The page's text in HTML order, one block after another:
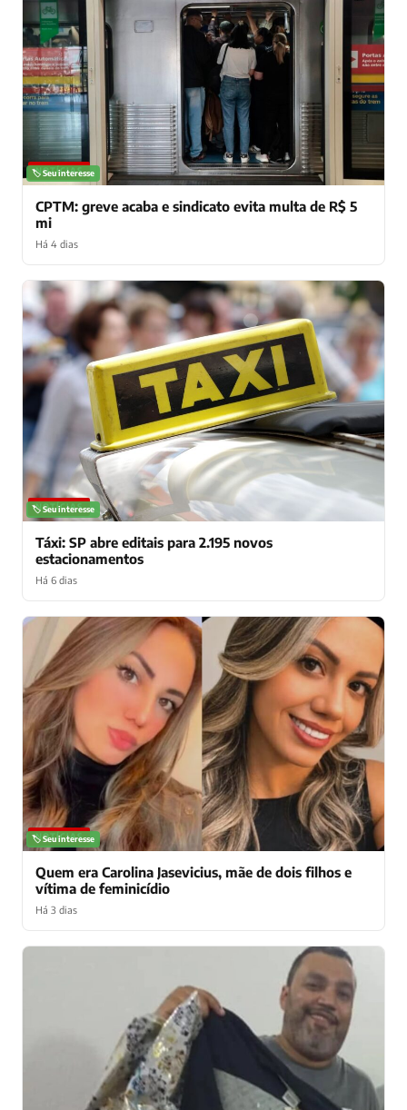
NOTÍCIAS
🏷️ Seu interesse
CPTM: greve acaba e sindicato evita multa de R$ 5
mi
Há 4 dias
NOTÍCIAS
🏷️ Seu interesse
Táxi: SP abre editais para 2.195 novos
estacionamentos
Há 6 dias
NOTÍCIAS
🏷️ Seu interesse
Quem era Carolina Jasevicius, mãe de dois filhos e
vítima de feminicídio
Há 3 dias